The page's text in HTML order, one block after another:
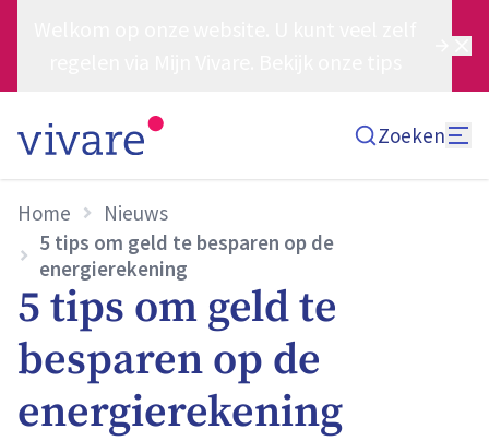
Zoeken
Home
Nieuws
5 tips om geld te besparen op de
energierekening
5 tips om geld te
besparen op de
energierekening